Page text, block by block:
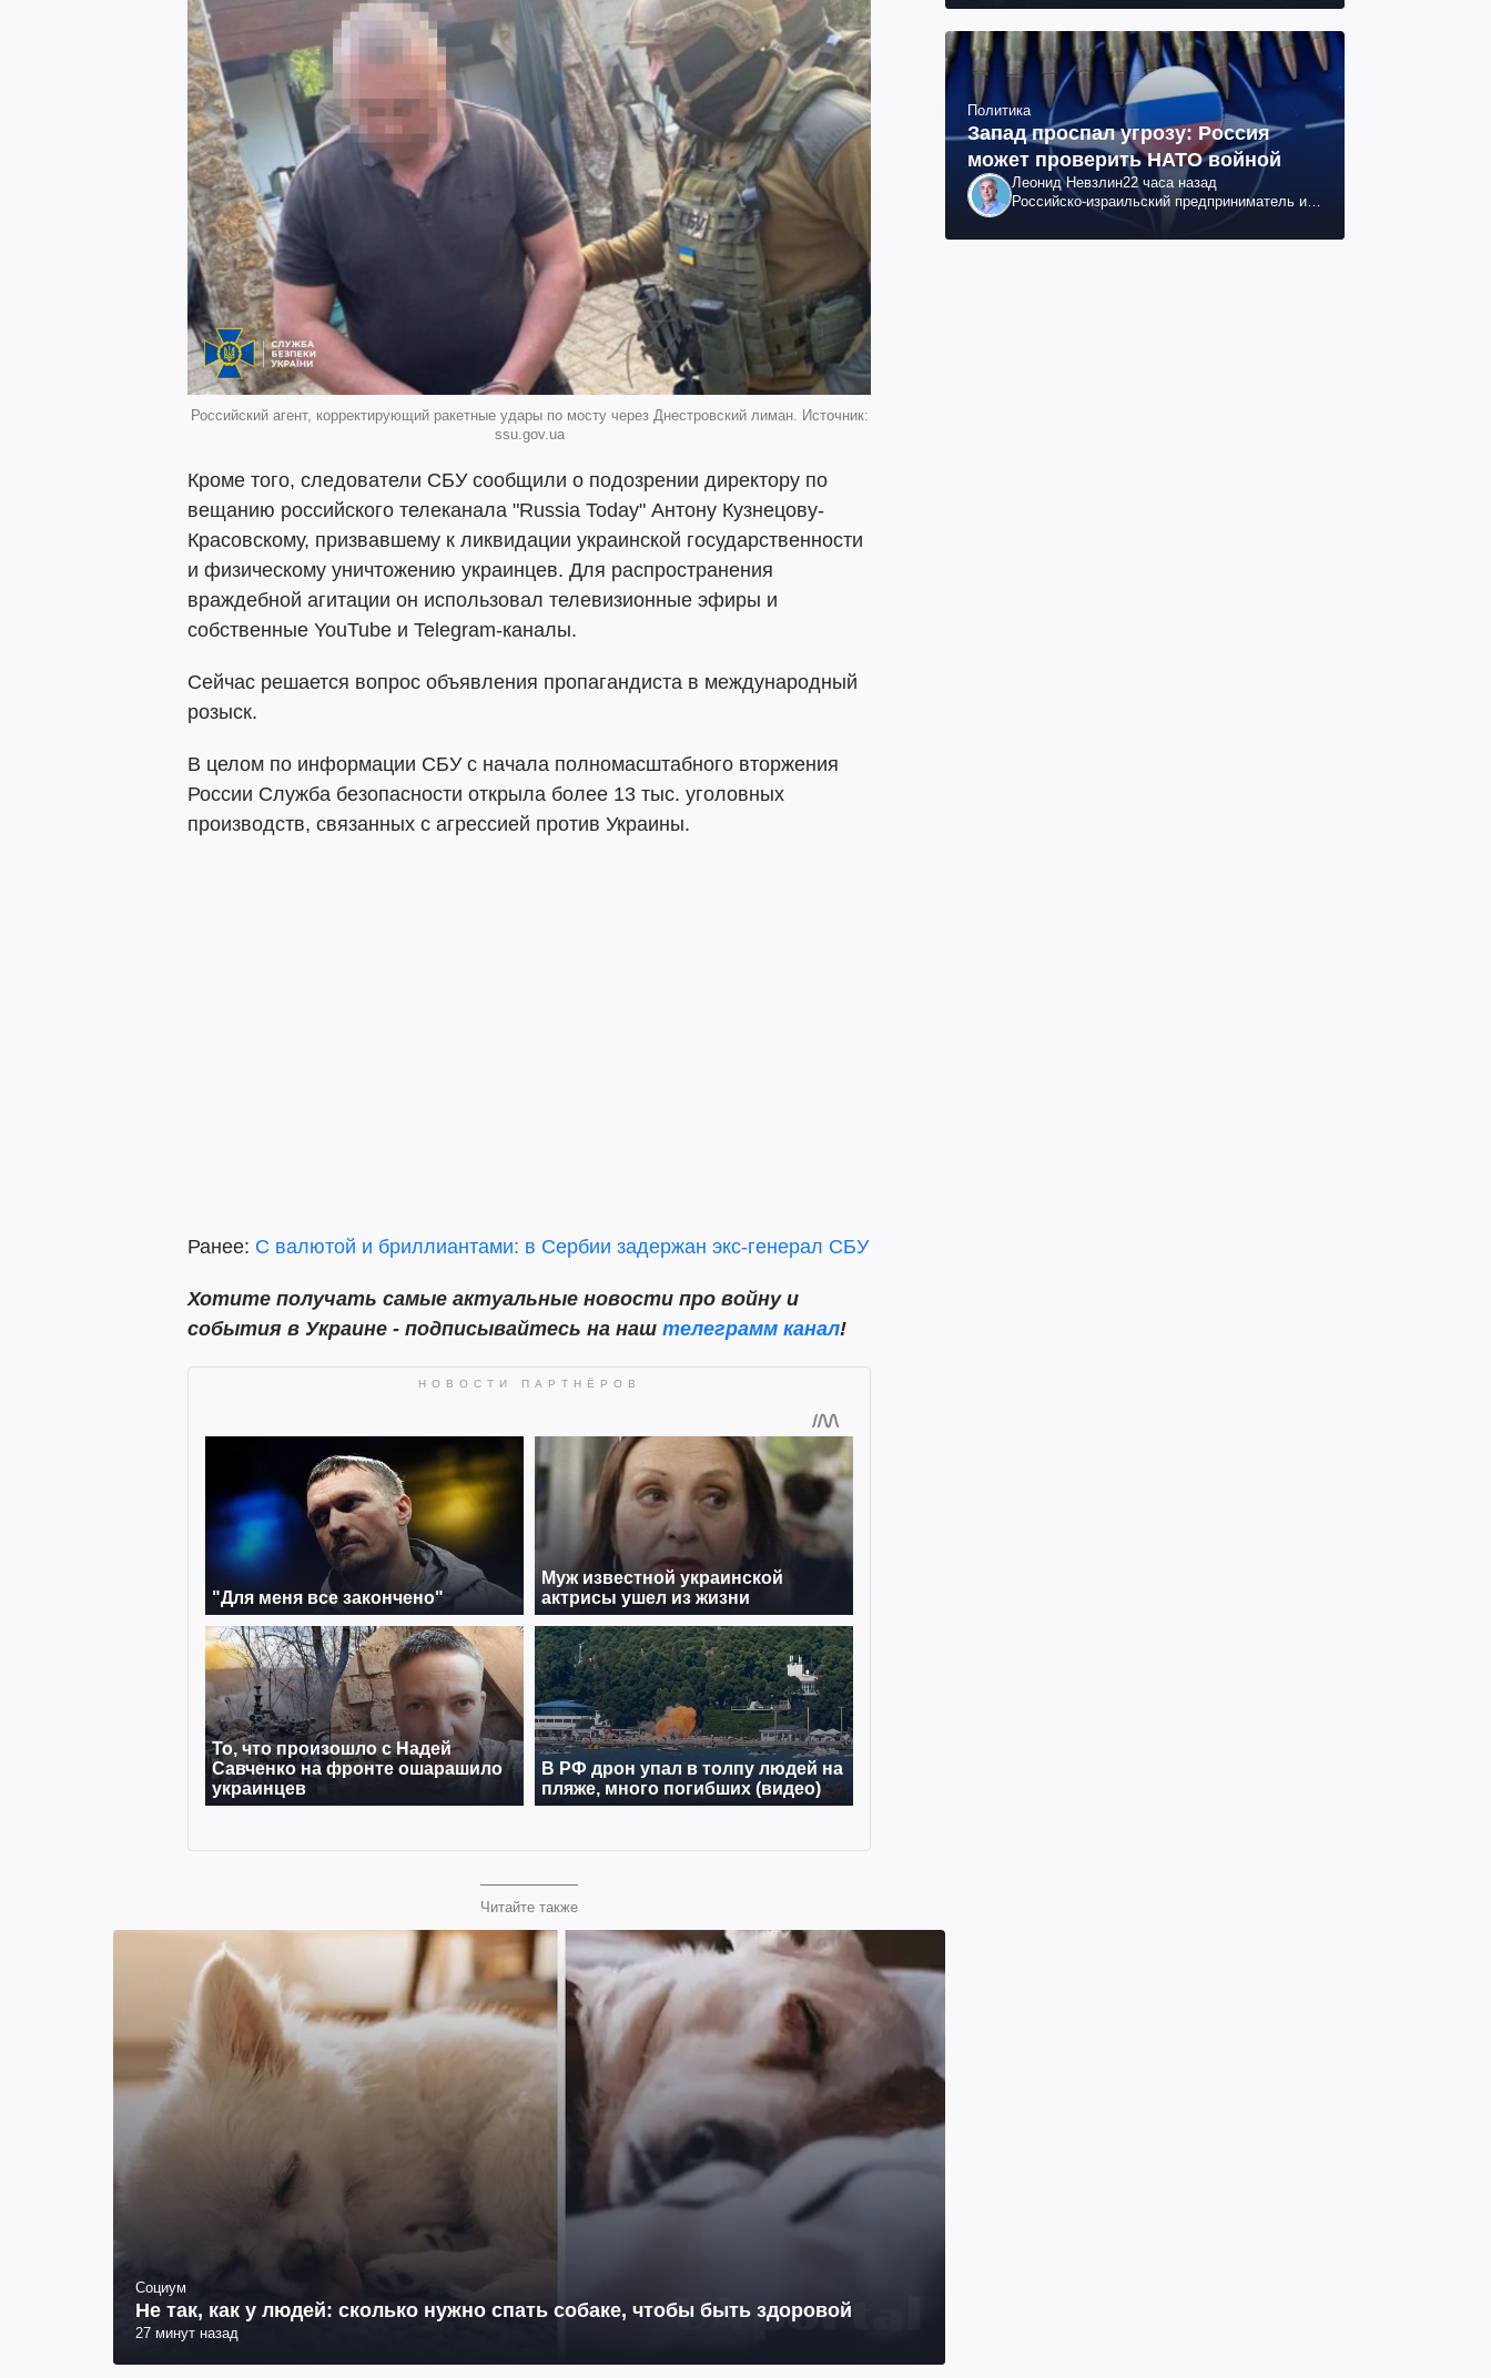
Российский агент, корректирующий ракетные удары по мосту через Днестровский лиман. Источник:
ssu.gov.ua
Кроме того, следователи СБУ сообщили о подозрении директору по
вещанию российского телеканала "Russia Today" Антону Кузнецову-
Красовскому, призвавшему к ликвидации украинской государственности
и физическому уничтожению украинцев. Для распространения
враждебной агитации он использовал телевизионные эфиры и
собственные YouTube и Telegram-каналы.
Сейчас решается вопрос объявления пропагандиста в международный
розыск.
В целом по информации СБУ с начала полномасштабного вторжения
России Служба безопасности открыла более 13 тыс. уголовных
производств, связанных с агрессией против Украины.
Ранее: С валютой и бриллиантами: в Сербии задержан экс-генерал СБУ
Хотите получать самые актуальные новости про войну и
события в Украине - подписывайтесь на наш телеграмм канал!
Читайте также
Социум
Не так, как у людей: сколько нужно спать собаке, чтобы быть здоровой
27 минут назад
Политика
Запад проспал угрозу: Россия
может проверить НАТО войной
Леонид Невзлин22 часа назад
Российско-израильский предприниматель и
президент "ЮКОСа"